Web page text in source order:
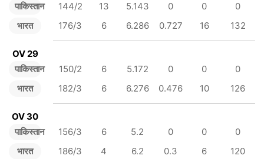
पाकिस्तान
भारत
144/2 13 5.143 0 0
0
176/3
6 6.286 0.727 16 132
OV 29
पाकिस्तान
भारत
150/2 6 5.172 0 0
0
182/3
6 6.276 0.476 10 126
OV 30
पाकिस्तान
भारत
156/3 6 5.2 0 0
0
186/3
4 6.2 0.3 6 120